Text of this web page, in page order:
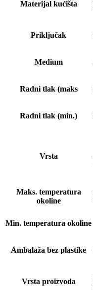
Materijal kućišta
Priključak
Medium
Radni tlak (maks
Radni tlak (min.)
Vrsta
Maks. temperatura
okoline
Min. temperatura okoline
Ambalaža bez plastike
Vrsta proizvoda